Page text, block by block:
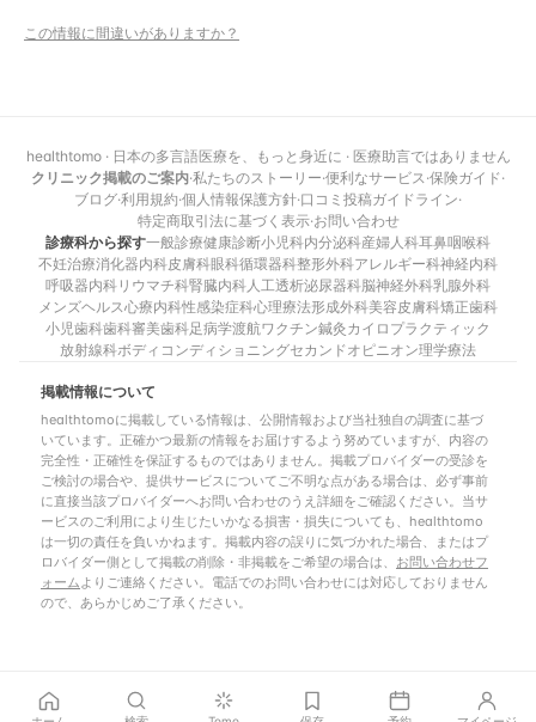
この情報に間違いがありますか？
healthtomo · 日本の多言語医療を、もっと身近に · 医療助言ではありません
クリニック掲載のご案内·私たちのストーリー·便利なサービス·保険ガイド·
ブログ·利用規約·個人情報保護方針·口コミ投稿ガイドライン·
特定商取引法に基づく表示·お問い合わせ
診療科から探す一般診療健康診断小児科内分泌科産婦人科耳鼻咽喉科
不妊治療消化器内科皮膚科眼科循環器科整形外科アレルギー科神経内科
呼吸器内科 リウマチ科腎臓内科人工透析泌尿器科脳神経外科乳腺外科
メンズヘルス心療内科性感染症科心理療法形成外科美容皮膚科矯正歯科
小児歯科歯科審美歯科足病学渡航ワクチン鍼灸カイロプラクティック
放射線科ボディコンディショニングセカンドオピニオン理学療法
掲載情報について
healthtomoに掲載している情報は、公開情報および当社独自の調査に基づ
いています。正確かつ最新の情報をお届けするよう努めていますが、内容の
完全性・正確性を保証するものではありません。掲載プロバイダーの受診を
ご検討の場合や、提供サービスについてご不明な点がある場合は、必ず事前
に直接当該プロバイダーへお問い合わせのうえ詳細をご確認ください。当サ
ービスのご利用により生じたいかなる損害・損失についても、healthtomo
は一切の責任を負いかねます。掲載内容の誤りに気づかれた場合、またはプ
ロバイダー側として掲載の削除・非掲載をご希望の場合は、 お問い合わせフ
ォームよりご連絡ください。電話でのお問い合わせには対応しておりません
ので、あらかじめご了承ください。